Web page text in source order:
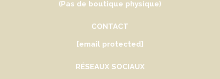
(Pas de boutique physique)
CONTACT
[email protected]
RÉSEAUX SOCIAUX